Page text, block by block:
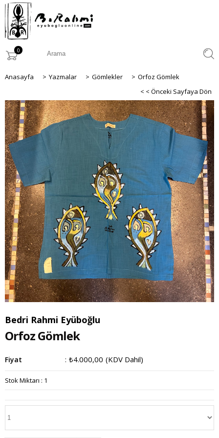
0
Anasayfa > Yazmalar > Gömlekler > Orfoz Gömlek
< < Önceki Sayfaya Dön
Bedri Rahmi Eyüboğlu
Orfoz Gömlek
Fiyat : ₺4.000,00 (KDV Dahil)
Stok Miktarı : 1